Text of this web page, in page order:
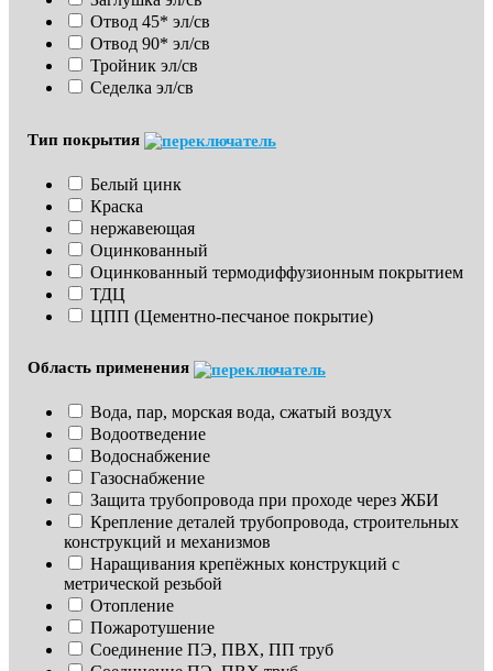
Отвод 45* эл/св
Отвод 90* эл/св
Тройник эл/св
Седелка эл/св
Тип покрытия
Белый цинк
Краска
нержавеющая
Оцинкованный
Оцинкованный термодиффузионным покрытием
ТДЦ
ЦПП (Цементно-песчаное покрытие)
Область применения
Вода, пар, морская вода, сжатый воздух
Водоотведение
Водоснабжение
Газоснабжение
Защита трубопровода при проходе через ЖБИ
Крепление деталей трубопровода, строительных
конструкций и механизмов
Наращивания крепёжных конструкций с
метрической резьбой
Отопление
Пожаротушение
Соединение ПЭ, ПВХ, ПП труб